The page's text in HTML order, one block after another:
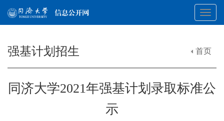
强基计划招生 首页
同济大学2021年强基计划录取标准公
示